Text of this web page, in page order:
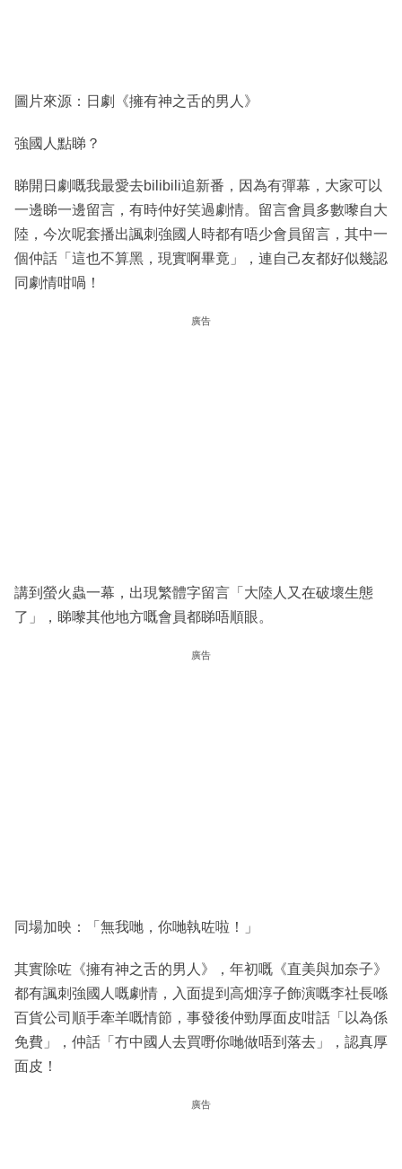
圖片來源：日劇《擁有神之舌的男人》
強國人點睇？
睇開日劇嘅我最愛去bilibili追新番，因為有彈幕，大家可以
一邊睇一邊留言，有時仲好笑過劇情。留言會員多數嚟自大
陸，今次呢套播出諷刺強國人時都有唔少會員留言，其中一
個仲話「這也不算黑，現實啊畢竟」，連自己友都好似幾認
同劇情咁喎！
廣告
講到螢火蟲一幕，出現繁體字留言「大陸人又在破壞生態
了」，睇嚟其他地方嘅會員都睇唔順眼。
廣告
同場加映：「無我哋，你哋執咗啦！」
其實除咗《擁有神之舌的男人》，年初嘅《直美與加奈子》
都有諷刺強國人嘅劇情，入面提到高畑淳子飾演嘅李社長喺
百貨公司順手牽羊嘅情節，事發後仲勁厚面皮咁話「以為係
免費」，仲話「冇中國人去買嘢你哋做唔到落去」，認真厚
面皮！
廣告